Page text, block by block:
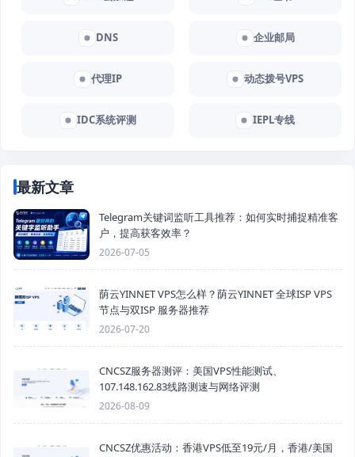
DNS 企业邮局
代理IP 动态拨号VPS
IDC系统评测 IEPL专线
最新文章
Telegram关键词监听工具推荐：如何实时捕捉精准客
户，提高获客效率？
2026-07-05
荫云YINNET VPS怎么样？荫云YINNET 全球ISP VPS
节点与双ISP 服务器推荐
2026-07-20
CNCSZ服务器测评：美国VPS性能测试、
107.148.162.83线路测速与网络评测
2026-08-09
CNCSZ优惠活动：香港VPS低至19元/月，香港/美国